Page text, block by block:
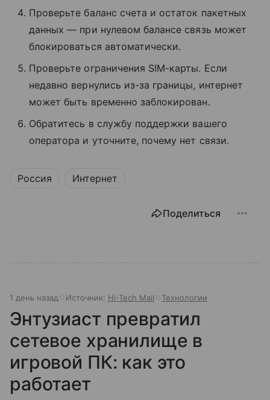
Проверьте баланс счета и остаток пакетных
данных — при нулевом балансе связь может
блокироваться автоматически.
Проверьте ограничения SIM-карты. Если
недавно вернулись из-за границы, интернет
может быть временно заблокирован.
Обратитесь в службу поддержки вашего
оператора и уточните, почему нет связи.
Россия Интернет
Поделиться
1 день назад Источник: Hi-Tech Mail Технологии
Энтузиаст превратил
сетевое хранилище в
игровой ПК: как это
работает